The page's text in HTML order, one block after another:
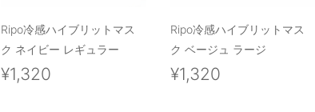
Ripo冷感ハイブリットマス
ク ネイビー レギュラー
¥1,320
Ripo冷感ハイブリットマス
ク ベージュ ラージ
¥1,320